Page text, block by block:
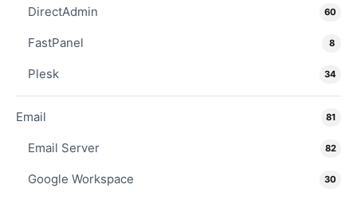
DirectAdmin 60
FastPanel 8
Plesk 34
Email 81
Email Server 82
Google Workspace 30